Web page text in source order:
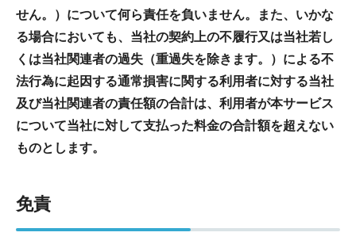
せん。）について何ら責任を負いません。また、いかな
る場合においても、当社の契約上の不履行又は当社若し
くは当社関連者の過失（重過失を除きます。）による不
法行為に起因する通常損害に関する利用者に対する当社
及び当社関連者の責任額の合計は、利用者が本サービス
について当社に対して支払った料金の合計額を超えない
ものとします。
免責